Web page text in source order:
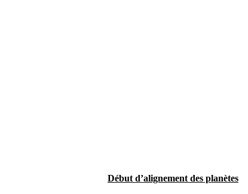
Début d’alignement des planètes